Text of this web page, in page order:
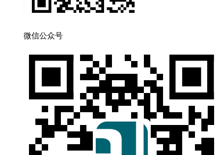
微信公众号